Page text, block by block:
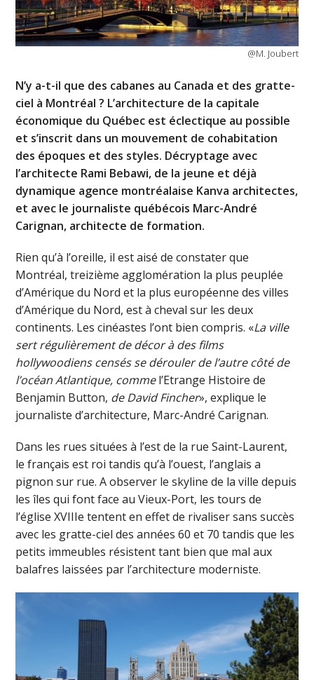
@M. Joubert
N’y a-t-il que des cabanes au Canada et des gratte-
ciel à Montréal ? L’architecture de la capitale
économique du Québec est éclectique au possible
et s’inscrit dans un mouvement de cohabitation
des époques et des styles. Décryptage avec
l’architecte Rami Bebawi, de la jeune et déjà
dynamique agence montréalaise Kanva architectes,
et avec le journaliste québécois Marc-André
Carignan, architecte de formation.
Rien qu’à l’oreille, il est aisé de constater que
Montréal, treizième agglomération la plus peuplée
d’Amérique du Nord et la plus européenne des villes
d’Amérique du Nord, est à cheval sur les deux
continents. Les cinéastes l’ont bien compris. «La ville
sert régulièrement de décor à des films
hollywoodiens censés se dérouler de l’autre côté de
l’océan Atlantique, commel’Etrange Histoire de
Benjamin Button, de David Fincher», explique le
journaliste d’architecture, Marc-André Carignan.
Dans les rues situées à l’est de la rue Saint-Laurent,
le français est roi tandis qu’à l’ouest, l’anglais a
pignon sur rue. A observer le skyline de la ville depuis
les îles qui font face au Vieux-Port, les tours de
l’église XVIIIe tentent en effet de rivaliser sans succès
avec les gratte-ciel des années 60 et 70 tandis que les
petits immeubles résistent tant bien que mal aux
balafres laissées par l’architecture moderniste.